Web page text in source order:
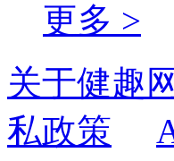
更多 >
关于健趣网
私政策